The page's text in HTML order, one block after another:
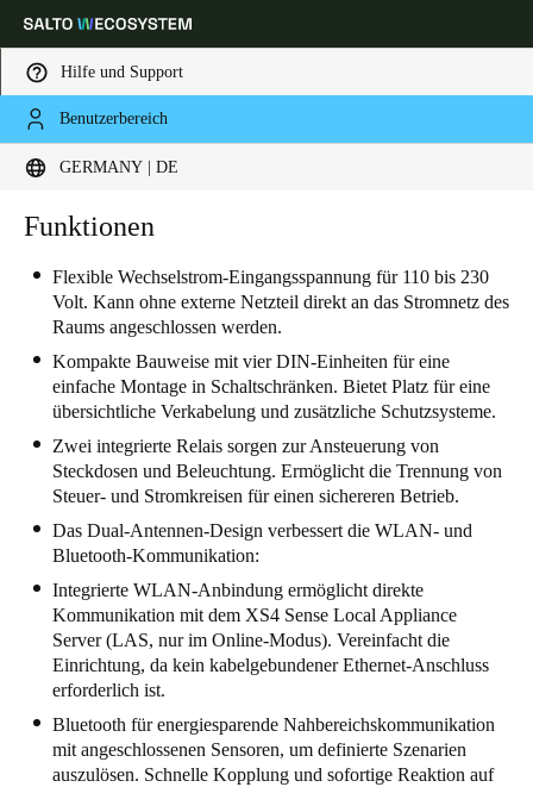
Hilfe und Support
Benutzerbereich
GERMANY | DE
Wählen Sie Ihren Standort und Ihre Sprache
Global
Germany |Deutsch
Germany
Deutsch
Switzerland
DeutschFrançaisItaliano
United Kingdom
English
Ireland
English
France
Français
Funktionen
Flexible Wechselstrom-Eingangsspannung für 110 bis 230
Volt. Kann ohne externe Netzteil direkt an das Stromnetz des
Raums angeschlossen werden.
Kompakte Bauweise mit vier DIN-Einheiten für eine
einfache Montage in Schaltschränken. Bietet Platz für eine
übersichtliche Verkabelung und zusätzliche Schutzsysteme.
Zwei integrierte Relais sorgen zur Ansteuerung von
Steckdosen und Beleuchtung. Ermöglicht die Trennung von
Steuer- und Stromkreisen für einen sichereren Betrieb.
Das Dual-Antennen-Design verbessert die WLAN- und
Bluetooth-Kommunikation:
Integrierte WLAN-Anbindung ermöglicht direkte
Kommunikation mit dem XS4 Sense Local Appliance
Server (LAS, nur im Online-Modus). Vereinfacht die
Einrichtung, da kein kabelgebundener Ethernet-Anschluss
erforderlich ist.
Bluetooth für energiesparende Nahbereichskommunikation
mit angeschlossenen Sensoren, um definierte Szenarien
auszulösen. Schnelle Kopplung und sofortige Reaktion auf